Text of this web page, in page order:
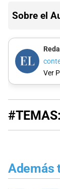
Sobre el
Ver
#TEMAS:
Además